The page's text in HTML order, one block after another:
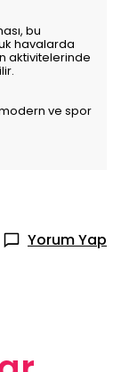
bu
havalarda
aktivitelerinde
ve spor
Yorum Yap